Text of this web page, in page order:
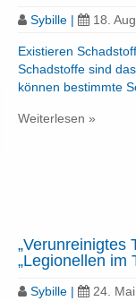
Sybille | 18.
Existieren
Schadstoffe sind
können bestimmte
Weiterlesen »
„Verunreinigtes
„Legionellen im
Sybille | 24.